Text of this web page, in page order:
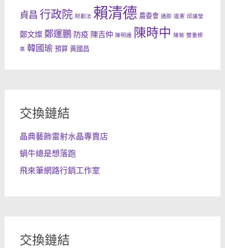
貞昌 行政院 財劃法 賴清德 農委會 通膨 違憲 邱議瑩
鄭文燦 鄭運鵬 防疫 陳吉仲 陳明通 陳時中 陳菊 雙重標
準 韓國瑜 預算 黃國昌
交換鏈結
晶典藝飾雷射水晶專賣店
蝸牛總是想落跑
飛來筆網路行銷工作室
交換鏈結